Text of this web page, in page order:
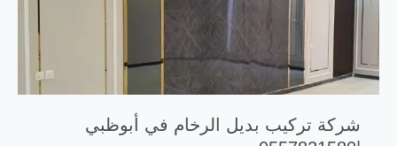
شركة تركيب بديل الرخام في أبوظبي